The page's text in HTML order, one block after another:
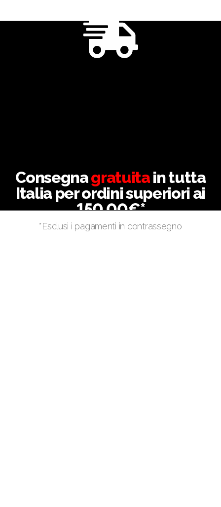
Consegnagratuitain tutta
Italia per ordini superiori ai
150,00€*
*Esclusi i pagamenti in contrassegno